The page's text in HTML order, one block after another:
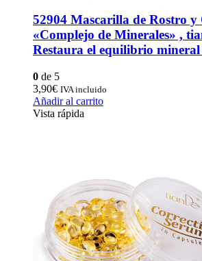
52904 Mascarilla de Rostro y
«Complejo de Minerales» ,
Restaura el equilibrio mineral
0 de 5
3,90€ IVA incluido
Añadir al carrito
Vista rápida